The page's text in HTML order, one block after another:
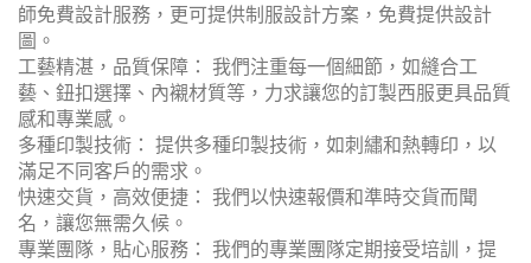
師免費設計服務，更可提供制服設計方案，免費提供設計
圖。
工藝精湛，品質保障： 我們注重每一個細節，如縫合工
藝、鈕扣選擇、內襯材質等，力求讓您的訂製西服更具品質
感和專業感。
多種印製技術： 提供多種印製技術，如刺繡和熱轉印，以
滿足不同客戶的需求。
快速交貨，高效便捷： 我們以快速報價和準時交貨而聞
名，讓您無需久候。
專業團隊，貼心服務： 我們的專業團隊定期接受培訓，提